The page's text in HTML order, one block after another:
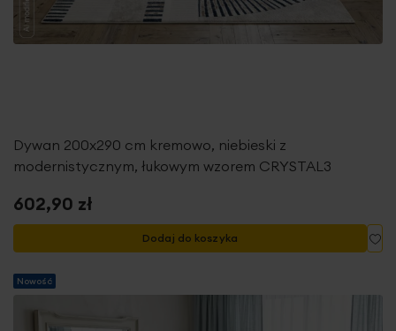
Dywan 200x290 cm kremowo, niebieski z
modernistycznym, łukowym wzorem CRYSTAL3
602,90 zł
Dodaj do koszyka
Nowość